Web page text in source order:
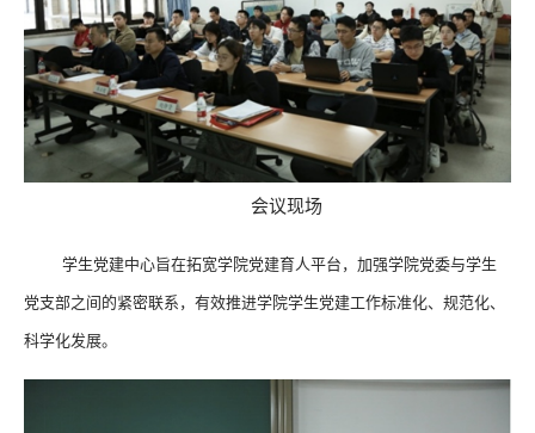
会议现场
学生党建中心旨在拓宽学院党建育人平台，加强学院党委与学生
党支部之间的紧密联系，有效推进学院学生党建工作标准化、规范化、
科学化发展。